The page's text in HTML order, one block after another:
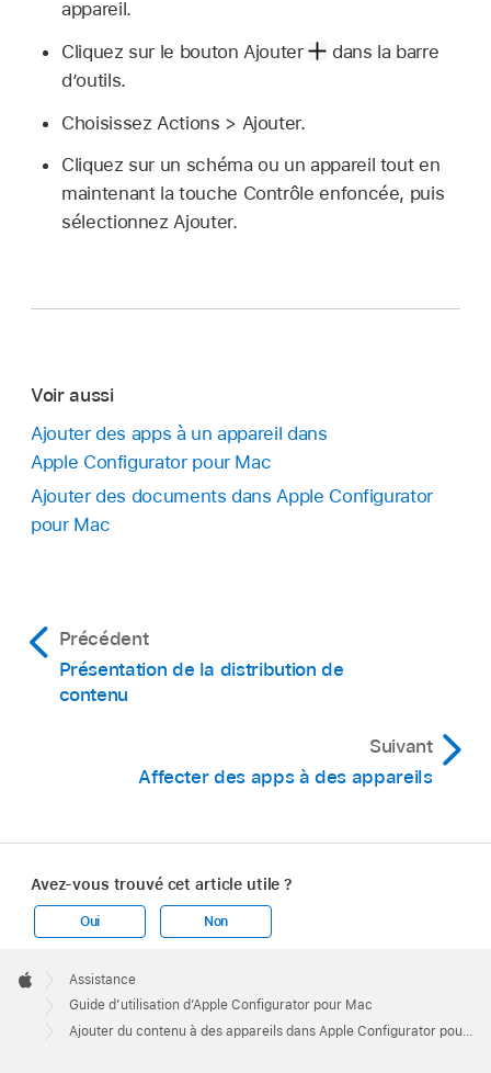
appareil.
Cliquez sur le bouton Ajouter
dans la barre
d’outils.
Choisissez Actions > Ajouter.
Cliquez sur un schéma ou un appareil tout en
maintenant la touche Contrôle enfoncée, puis
sélectionnez Ajouter.
Voir aussi
Ajouter des apps à un appareil dans
Apple Configurator pour Mac
Ajouter des documents dans Apple Configurator
pour Mac
Précédent
Présentation de la distribution de
contenu
Suivant
Affecter des apps à des appareils
Avez-vous trouvé cet article utile ?
Oui Non
Footer

Apple
Assistance
Guide d’utilisation d’Apple Configurator pour Mac
Ajouter du contenu à des appareils dans Apple Configurator pour Mac